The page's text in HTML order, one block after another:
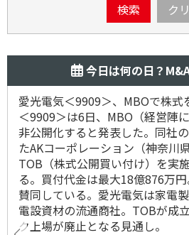
検索 ク
今日は何の日？
愛光電気＜9909＞、MBOで株
＜9909＞は6日、MBO（経営陣
非公開化すると発表した。同社
たAKコーポレーション（神奈川
TOB（株式公開買い付け）を実
る。買付代金は最大18億876万
賛同している。愛光電気は家電
電設資材の流通商社。TOBが成
ク上場が廃止となる見通し。